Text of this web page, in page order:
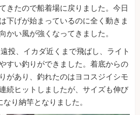
きたので船着場に戻りました。今日
下げが始まっているのに全く動きま
かい風が強くなってきました。
投、イカダ近くまで飛ばし、ライト
すい釣りができました。着底からの
があり、釣れたのはヨコスジイシモ
続ヒットしましたが、サイズも伸び
り納竿となりました。